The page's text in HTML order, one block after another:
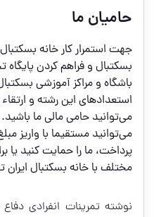
حامیان ما
جهت استمرار کار خانه
بسکتبال و فراهم کردن
باشگاه و مراکز آموزشی
استعدادهای این رشته و
می‌توانید حامی مالی ما باشید.
می‌توانید مستقیما با واریز
پرداخت، ما را حمایت کنید
مختلف با خانه بسکتبال ایران
نوشتهتمرینات انفرادی دفاع